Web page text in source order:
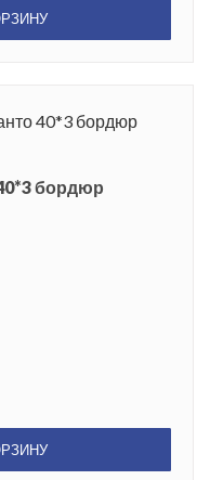
бордюр